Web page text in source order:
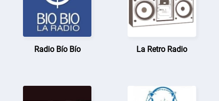
Radio Bío Bío La Retro Radio